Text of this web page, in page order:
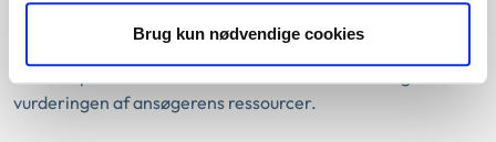
Brug kun nødvendige cookies
Fase 3 Enlig ansøger
Samrådet afslog i juli 2008 at godkende en enlig ansøger
vurderingen af ansøgerens ressourcer.